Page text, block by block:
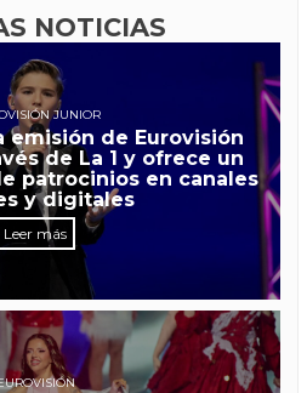
NOTICIAS
JUNIOR
emisión de Eurovisión
de La 1 y ofrece un
patrocinios en canales
y digitales
Leer más